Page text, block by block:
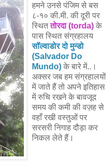
हमने उनसे पंजिम से बस
८-१० की.मी. की दूरी पर
स्थिततोरदा (torda) के
पास स्थित संग्रहालय
सॉल्वाडोर दो मुन्डो
(Salvador Do
Mundo) के बारे में..।
अक्सर जब हम संग्रहालयों
में जाते हैं तो अपने इतिहास
में रुचि रखने के बावजूद
समय की कमी की वज़ह से
वहाँ रखी वस्तुओं पर
सरसरी निगाह दौड़ा कर
निकल लेते हैं।